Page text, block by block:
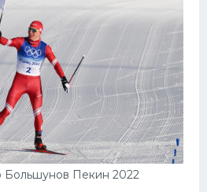
Большунов Пекин 2022